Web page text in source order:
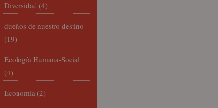
Diversidad (4)
dueños de nuestro destino
(19)
Ecología Humana-Social
(4)
Economía (2)